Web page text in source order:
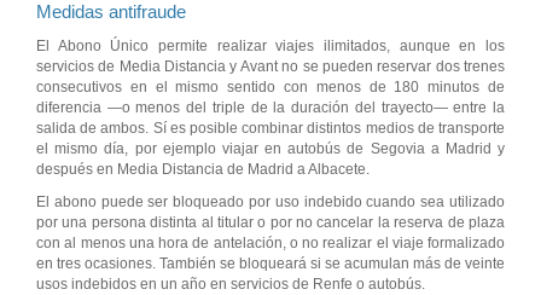
Medidas antifraude
El Abono Único permite realizar viajes ilimitados, aunque en los
servicios de Media Distancia y Avant no se pueden reservar dos trenes
consecutivos en el mismo sentido con menos de 180 minutos de
diferencia —o menos del triple de la duración del trayecto— entre la
salida de ambos. Sí es posible combinar distintos medios de transporte
el mismo día, por ejemplo viajar en autobús de Segovia a Madrid y
después en Media Distancia de Madrid a Albacete.
El abono puede ser bloqueado por uso indebido cuando sea utilizado
por una persona distinta al titular o por no cancelar la reserva de plaza
con al menos una hora de antelación, o no realizar el viaje formalizado
en tres ocasiones. También se bloqueará si se acumulan más de veinte
usos indebidos en un año en servicios de Renfe o autobús.